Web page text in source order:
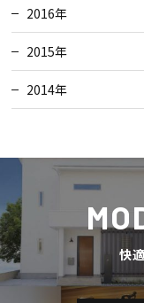
2016年
2015年
2014年
快